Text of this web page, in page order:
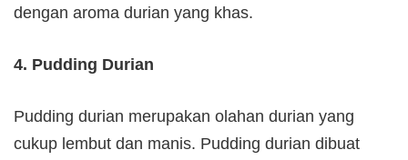
dengan aroma durian yang khas.
4. Pudding Durian
Pudding durian merupakan olahan durian yang
cukup lembut dan manis. Pudding durian dibuat